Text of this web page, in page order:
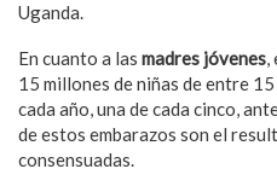
Uganda.
En cuanto a las madres jóvenes,
15 millones de niñas de entre
cada año, una de cada cinco,
de estos embarazos son el
consensuadas.